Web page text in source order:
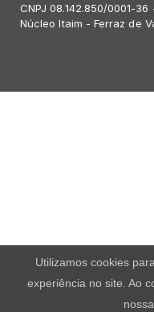
CNPJ 08.142.850/0001-
Núcleo Itaim - Ferraz de
Utilizamos cookies
experiência no site. Ao
nossa